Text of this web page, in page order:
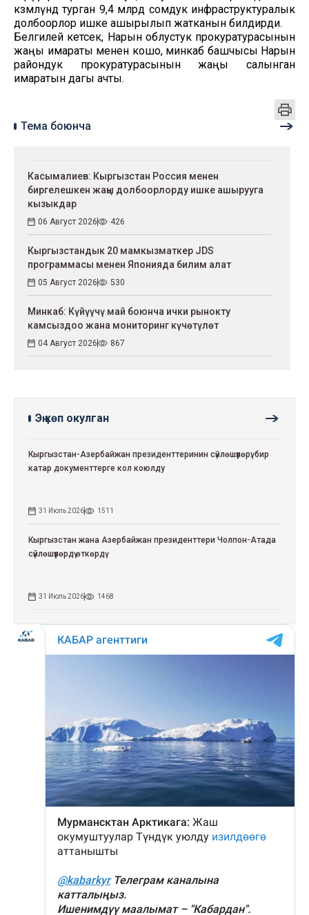
көзөмөлүндө турган 9,4 млрд сомдук инфраструктуралык
долбоорлор ишке ашырылып жатканын билдирди.
Белгилей кетсек, Нарын облустук прокуратурасынын
жаңы имараты менен кошо, минкаб башчысы Нарын
райондук прокуратурасынын жаңы салынган
имаратын дагы ачты.
Тема боюнча
Касымалиев: Кыргызстан Россия менен
биргелешкен жаңы долбоорлорду ишке ашырууга
кызыкдар
06 Август 2026 426
Кыргызстандык 20 мамкызматкер JDS
программасы менен Японияда билим алат
05 Август 2026 530
Минкаб: Күйүүчү май боюнча ички рынокту
камсыздоо жана мониторинг күчөтүлөт
04 Август 2026 867
Эң көп окулган
Кыргызстан-Азербайжан президенттеринин сүйлөшүүлөрү: бир
катар документтерге кол коюлду
31 Июль 2026 1511
Кыргызстан жана Азербайжан президенттери Чолпон-Атада
сүйлөшүүлөрдү өткөрдү
31 Июль 2026 1468